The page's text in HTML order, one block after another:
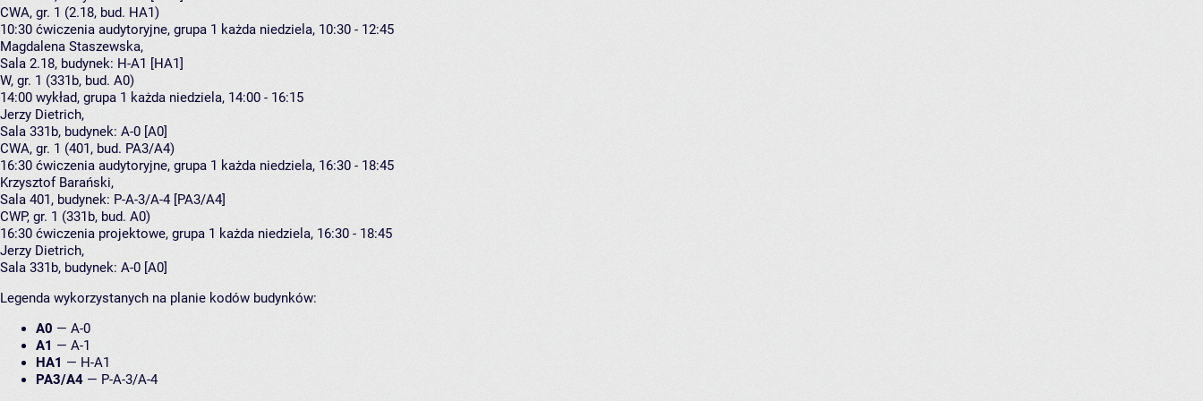
CWA, gr. 1 (2.18, bud. HA1)
10:30 ćwiczenia audytoryjne, grupa 1 każda niedziela, 10:30 - 12:45
Magdalena Staszewska,
Sala 2.18, budynek: H-A1 [HA1]
W, gr. 1 (331b, bud. A0)
14:00 wykład, grupa 1 każda niedziela, 14:00 - 16:15
Jerzy Dietrich,
Sala 331b, budynek: A-0 [A0]
CWA, gr. 1 (401, bud. PA3/A4)
16:30 ćwiczenia audytoryjne, grupa 1 każda niedziela, 16:30 - 18:45
Krzysztof Barański,
Sala 401, budynek: P-A-3/A-4 [PA3/A4]
CWP, gr. 1 (331b, bud. A0)
16:30 ćwiczenia projektowe, grupa 1 każda niedziela, 16:30 - 18:45
Jerzy Dietrich,
Sala 331b, budynek: A-0 [A0]
Legenda wykorzystanych na planie kodów budynków:
A0 — A-0
A1 — A-1
HA1 — H-A1
PA3/A4 — P-A-3/A-4